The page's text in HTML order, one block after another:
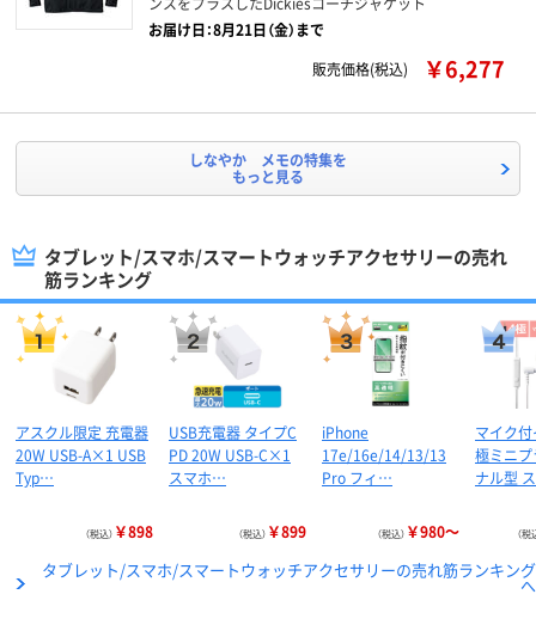
お届け日：8月21日（金）まで
販売価格(税込)
￥6,277
しなやか メモの特集を
もっと見る
タブレット/スマホ/スマートウォッチアクセサリーの売れ
筋ランキング
アスクル限定 充電器
20W USB-A×1 USB
Typ…
（税込） ￥898
USB充電器 タイプC
PD 20W USB-C×1
スマホ…
（税込） ￥899
iPhone
17e/16e/14/13/13
Pro フィ…
（税込） ￥980～
マイク
極ミニ
ナル型
（税
タブレット/スマホ/スマートウォッチアクセサリーの売れ筋ランキング
へ